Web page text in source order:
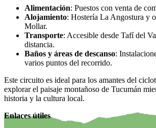
Alimentación: Puestos con venta de
Alojamiento: Hostería La Angostura y
Mollar.
Transporte: Accesible desde Tafí del
distancia.
Baños y áreas de descanso:
varios puntos del recorrido.
Este circuito es ideal para los amantes del
explorar el paisaje montañoso de Tucumán
historia y la cultura local.
Enlaces útiles